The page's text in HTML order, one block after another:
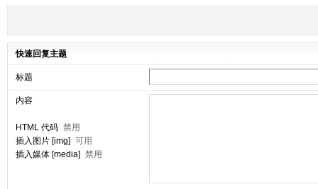
快速回复主题
标题
内容
HTML 代码 禁用
插入图片 [img] 可用
插入媒体 [media] 禁用